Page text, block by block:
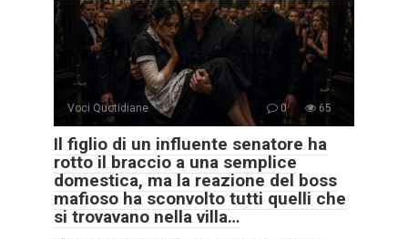
Voci Quotidiane 0 65
Il figlio di un influente senatore ha
rotto il braccio a una semplice
domestica, ma la reazione del boss
mafioso ha sconvolto tutti quelli che
si trovavano nella villa…